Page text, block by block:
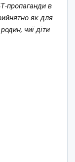
пропаганди в
як для
чиї діти